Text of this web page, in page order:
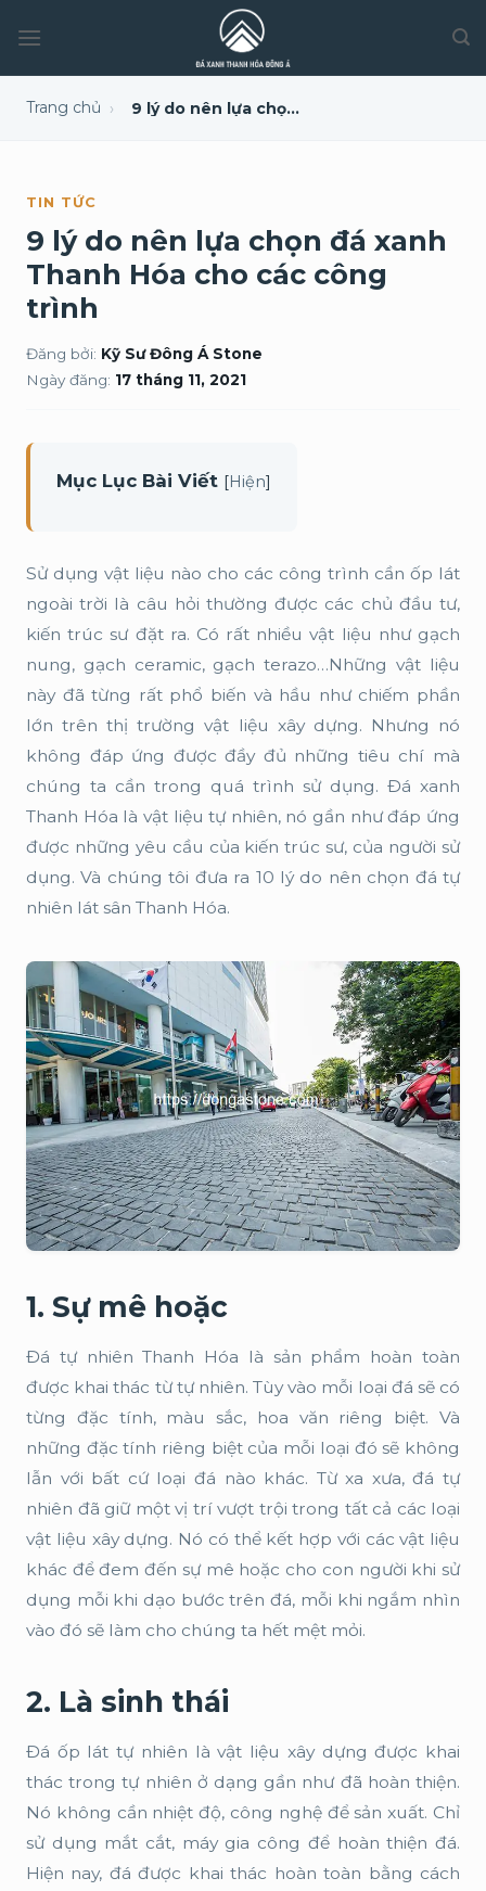
Trang chủ › 9 lý do nên lựa chọn đá xanh Thanh Hóa cho các công trình
TIN TỨC
9 lý do nên lựa chọn đá xanh
Thanh Hóa cho các công
trình
Đăng bởi: Kỹ Sư Đông Á Stone
Ngày đăng: 17 tháng 11, 2021
Mục Lục Bài Viết [Hiện]
Sử dụng vật liệu nào cho các công trình cần ốp lát
ngoài trời là câu hỏi thường được các chủ đầu tư,
kiến trúc sư đặt ra. Có rất nhiều vật liệu như gạch
nung, gạch ceramic, gạch terazo…Những vật liệu
này đã từng rất phổ biến và hầu như chiếm phần
lớn trên thị trường vật liệu xây dựng. Nhưng nó
không đáp ứng được đầy đủ những tiêu chí mà
chúng ta cần trong quá trình sử dụng. Đá xanh
Thanh Hóa là vật liệu tự nhiên, nó gần như đáp ứng
được những yêu cầu của kiến trúc sư, của người sử
dụng. Và chúng tôi đưa ra 10 lý do nên chọn đá tự
nhiên lát sân Thanh Hóa.
1. Sự mê hoặc
Đá tự nhiên Thanh Hóa là sản phẩm hoàn toàn
được khai thác từ tự nhiên. Tùy vào mỗi loại đá sẽ có
từng đặc tính, màu sắc, hoa văn riêng biệt. Và
những đặc tính riêng biệt của mỗi loại đó sẽ không
lẫn với bất cứ loại đá nào khác. Từ xa xưa, đá tự
nhiên đã giữ một vị trí vượt trội trong tất cả các loại
vật liệu xây dựng. Nó có thể kết hợp với các vật liệu
khác để đem đến sự mê hoặc cho con người khi sử
dụng mỗi khi dạo bước trên đá, mỗi khi ngắm nhìn
vào đó sẽ làm cho chúng ta hết mệt mỏi.
2. Là sinh thái
Đá ốp lát tự nhiên là vật liệu xây dựng được khai
thác trong tự nhiên ở dạng gần như đã hoàn thiện.
Nó không cần nhiệt độ, công nghệ để sản xuất. Chỉ
sử dụng mắt cắt, máy gia công để hoàn thiện đá.
Hiện nay, đá được khai thác hoàn toàn bằng cách